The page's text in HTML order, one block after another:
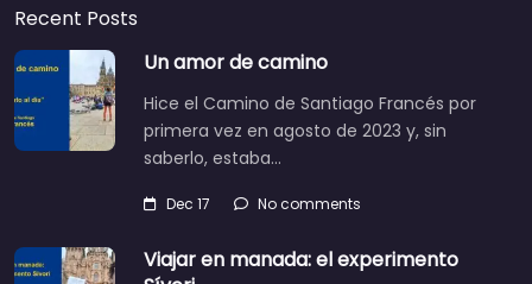
Recent Posts
Un amor de camino
Hice el Camino de Santiago Francés por
primera vez en agosto de 2023 y, sin
saberlo, estaba…
Dec 17 No comments
Viajar en manada: el experimento